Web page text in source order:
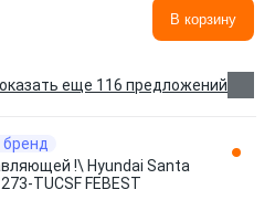
В корзину
еще 116 предложений
!\ Hyundai Santa
TUCSF FEBEST